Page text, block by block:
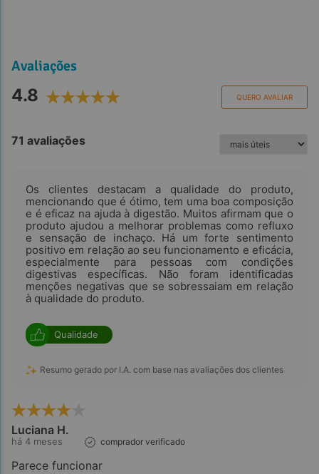
Avaliações
4.8 QUERO AVALIAR
71 avaliações
Os clientes destacam a qualidade do produto,
mencionando que é ótimo, tem uma boa composição
e é eficaz na ajuda à digestão. Muitos afirmam que o
produto ajudou a melhorar problemas como refluxo
e sensação de inchaço. Há um forte sentimento
positivo em relação ao seu funcionamento e eficácia,
especialmente para pessoas com condições
digestivas específicas. Não foram identificadas
menções negativas que se sobressaiam em relação
à qualidade do produto.
Qualidade
Resumo gerado por I.A. com base nas avaliações dos clientes
Luciana H.
há 4 meses comprador verificado
Parece funcionar